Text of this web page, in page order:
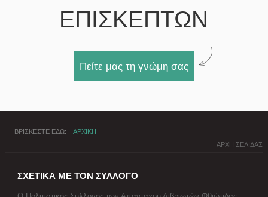
ΕΠΙΣΚΕΠΤΩΝ
Πείτε μας τη γνώμη σας
ΒΡΙΣΚΕΣΤΕ ΕΔΩ
ΑΡΧΙΚΗ
ΑΡΧΗ ΣΕΛΙΔΑΣ
ΣΧΕΤΙΚΑ ΜΕ ΤΟΝ ΣΥΛΛΟΓΟ